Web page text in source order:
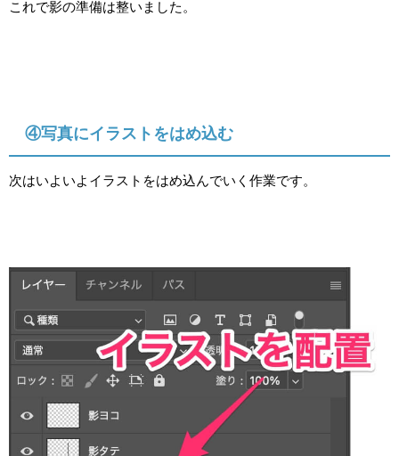
これで影の準備は整いました。
④写真にイラストをはめ込む
次はいよいよイラストをはめ込んでいく作業です。